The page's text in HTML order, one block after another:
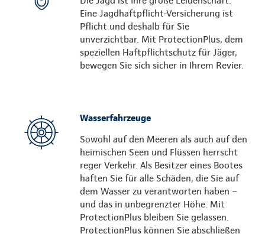
Eine Jagdhaftpflicht-Versicherung ist
Pflicht und deshalb für Sie
unverzichtbar. Mit ProtectionPlus, dem
speziellen Haftpflichtschutz für Jäger,
bewegen Sie sich sicher in Ihrem Revier.
Wasserfahrzeuge
Sowohl auf den Meeren als auch auf den
heimischen Seen und Flüssen herrscht
reger Verkehr. Als Besitzer eines Bootes
haften Sie für alle Schäden, die Sie auf
dem Wasser zu verantworten haben –
und das in unbegrenzter Höhe. Mit
ProtectionPlus bleiben Sie gelassen.
ProtectionPlus können Sie abschließen